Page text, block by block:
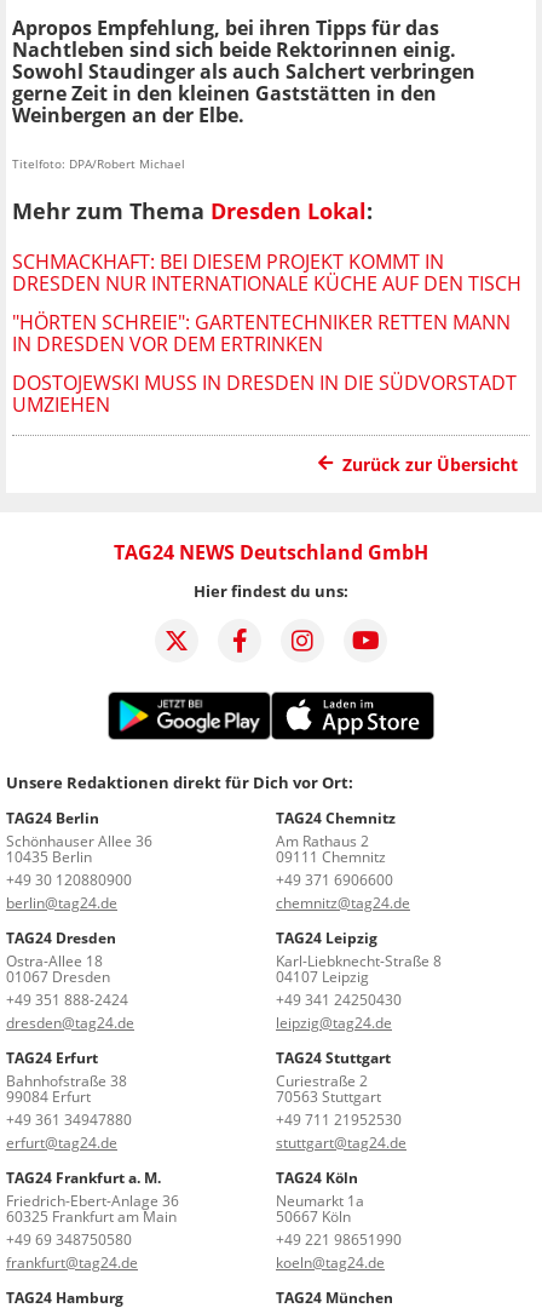
Apropos Empfehlung, bei ihren Tipps für das
Nachtleben sind sich beide Rektorinnen einig.
Sowohl Staudinger als auch Salchert verbringen
gerne Zeit in den kleinen Gaststätten in den
Weinbergen an der Elbe.
Titelfoto: DPA/Robert Michael
Mehr zum Thema Dresden Lokal:
SCHMACKHAFT: BEI DIESEM PROJEKT KOMMT IN
DRESDEN NUR INTERNATIONALE KÜCHE AUF DEN TISCH
"HÖRTEN SCHREIE": GARTENTECHNIKER RETTEN MANN
IN DRESDEN VOR DEM ERTRINKEN
DOSTOJEWSKI MUSS IN DRESDEN IN DIE SÜDVORSTADT
UMZIEHEN
Zurück zur Übersicht
TAG24 NEWS Deutschland GmbH
Hier findest du uns:
Unsere Redaktionen direkt für Dich vor Ort:
TAG24 Berlin
Schönhauser Allee 36
10435 Berlin
+49 30 120880900
berlin@tag24.de
TAG24 Chemnitz
Am Rathaus 2
09111 Chemnitz
+49 371 6906600
chemnitz@tag24.de
TAG24 Dresden
Ostra-Allee 18
01067 Dresden
+49 351 888-2424
dresden@tag24.de
TAG24 Leipzig
Karl-Liebknecht-Straße 8
04107 Leipzig
+49 341 24250430
leipzig@tag24.de
TAG24 Erfurt
Bahnhofstraße 38
99084 Erfurt
+49 361 34947880
erfurt@tag24.de
TAG24 Stuttgart
Curiestraße 2
70563 Stuttgart
+49 711 21952530
stuttgart@tag24.de
TAG24 Frankfurt a. M.
Friedrich-Ebert-Anlage 36
60325 Frankfurt am Main
+49 69 348750580
frankfurt@tag24.de
TAG24 Köln
Neumarkt 1a
50667 Köln
+49 221 98651990
koeln@tag24.de
TAG24 Hamburg
TAG24 München